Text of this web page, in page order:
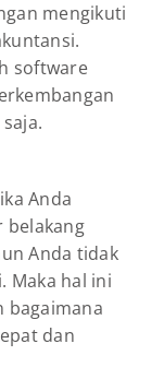
mengikuti
software
Anda
belakang
Anda tidak
Maka hal ini
bagaimana
dan